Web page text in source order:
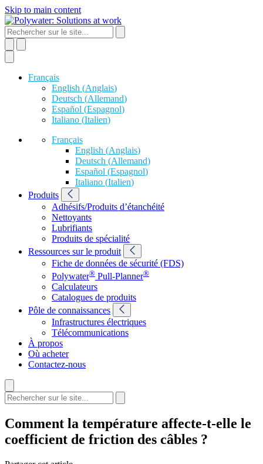
Skip to main content
Français
English (Anglais)
Deutsch (Allemand)
Español (Espagnol)
Italiano (Italien)
Français
English (Anglais)
Deutsch (Allemand)
Español (Espagnol)
Italiano (Italien)
Produits
Adhésifs/Produits d’étanchéité
Nettoyants
Lubrifiants
Produits de spécialité
Ressources sur le produit
Fiche de données de sécurité (FDS)
Polywater® Pull-Planner®
Calculateurs
Catalogues de produits
Pôle de connaissances
Infrastructures électriques
Télécommunications
À propos
Où acheter
Contactez-nous
Comment la température affecte-t-elle le
coefficient de friction des câbles ?